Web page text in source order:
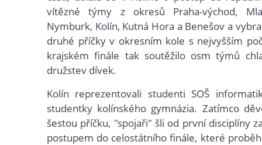
vítězné týmy z okresů Praha-východ,
Nymburk, Kolín, Kutná Hora a Benešov a
druhé příčky v okresním kole s nejvyšším
krajském finále tak soutěžilo osm týmů
družstev dívek.
Kolín reprezentovali studenti SOŠ
studentky kolínského gymnázia. Zatímco
šestou příčku, "spojaři" šli od první disciplíny
postupem do celostátního finále, které